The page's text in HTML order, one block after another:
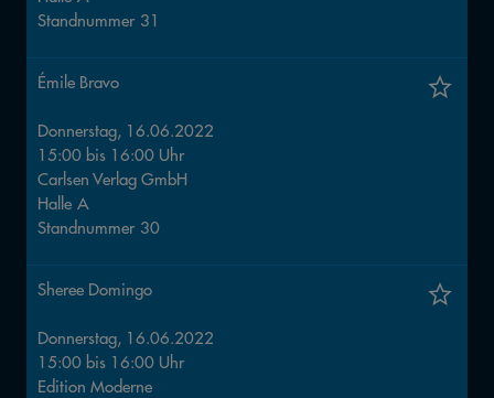
Standnummer 31
Émile Bravo
Donnerstag, 16.06.2022
15:00 bis 16:00 Uhr
Carlsen Verlag GmbH
Halle A
Standnummer 30
Sheree Domingo
Donnerstag, 16.06.2022
15:00 bis 16:00 Uhr
Edition Moderne